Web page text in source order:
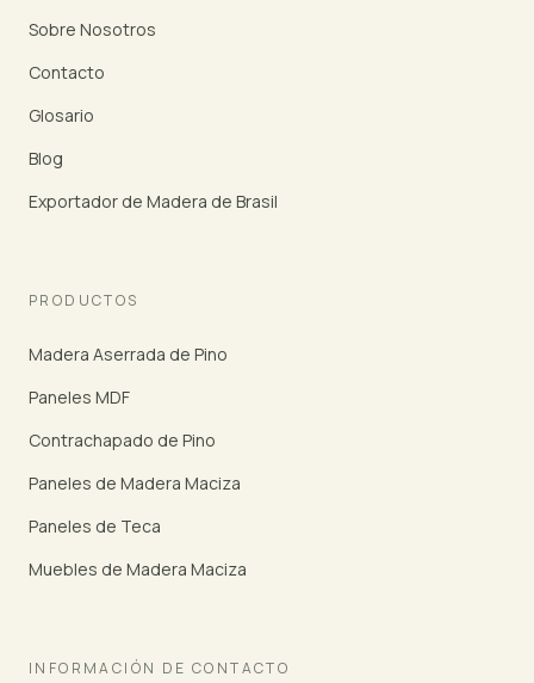
Sobre Nosotros
Contacto
Glosario
Blog
Exportador de Madera de Brasil
PRODUCTOS
Madera Aserrada de Pino
Paneles MDF
Contrachapado de Pino
Paneles de Madera Maciza
Paneles de Teca
Muebles de Madera Maciza
INFORMACIÓN DE CONTACTO